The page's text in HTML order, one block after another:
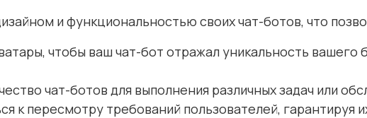
и функциональностью своих чат-ботов, что
чтобы ваш чат-бот отражал уникальность
чат-ботов для выполнения различных задач или
к пересмотру требований пользователей, гарантируя